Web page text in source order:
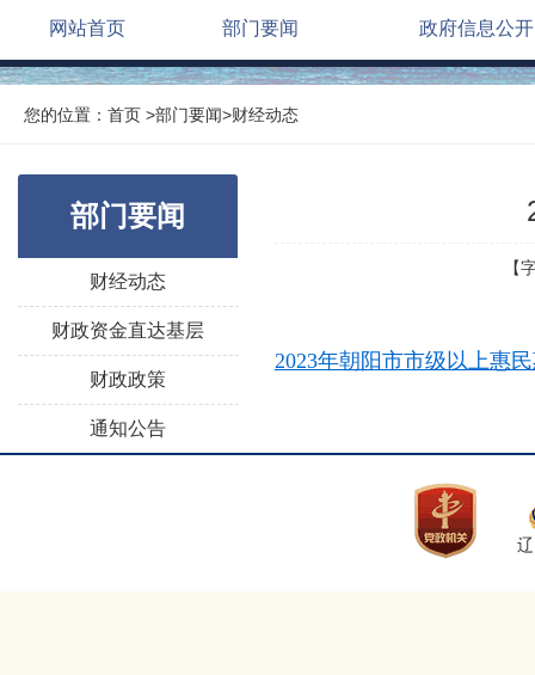
网站首页 部门要闻 政府信息公开
您的位置： 首页 >部门要闻>财经动态
部门要闻
财经动态
财政资金直达基层
财政政策
通知公告
【
2023年朝阳市市级以上惠